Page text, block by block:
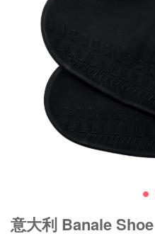
意大利 Banale